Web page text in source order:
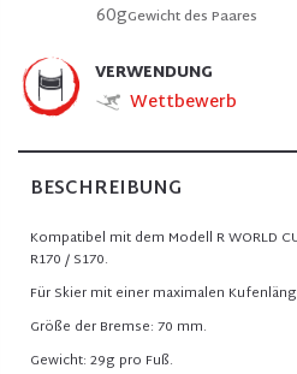
60gGewicht des Paares
VERWENDUNG
Wettbewerb
BESCHREIBUNG
Kompatibel mit dem Modell R WORLD
R170 / S170.
Für Skier mit einer maximalen
Größe der Bremse: 70 mm.
Gewicht: 29g pro Fuß.